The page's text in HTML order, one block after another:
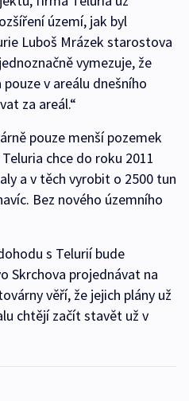
území, jak byl
Luboš Mrázek starostova
vymezuje, že
v areálu dnešního
za areál.“
pouze menší pozemek
chce do roku 2011
a v těch vyrobit o 2500 tun
Bez nového územního
s Telurií bude
Skrchova projednávat na
věří, že jejich plány už
chtějí začít stavět už v